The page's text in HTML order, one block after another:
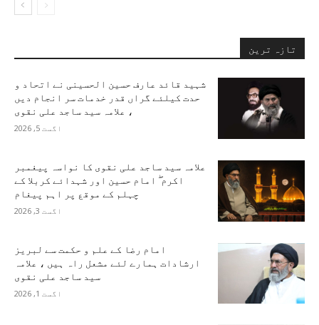
تازہ ترین
شہید قائد عارف حسین الحسینی نے اتحاد و
حدت کیلئے گراں قدر خدمات سر انجام دیں
، علامہ سید ساجد علی نقوی
اگست 5, 2026
علامہ سید ساجد علی نقوی کا نواسہ پیغمبر
اکرم ۖ امام حسین اور شہدائے کربلا کے
چہلم کے موقع پر اہم پیغام
اگست 3, 2026
امام رضا کے علم و حکمت سے لبریز
ارشادات ہمارے لئے مشعل راہ ہیں ، علامہ
سید ساجد علی نقوی
اگست 1, 2026